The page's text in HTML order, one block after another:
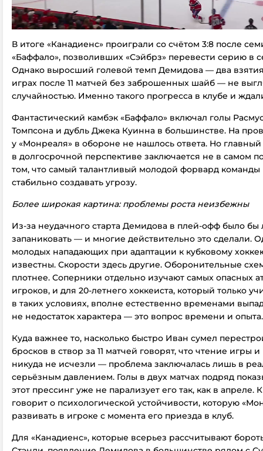
В итоге «Канадиенс» проиграли со счётом 3:8 после
«Баффало», позволивших «Сэйбрз» перевести серию в
Однако выросший голевой темп Демидова — два
играх после 11 матчей без заброшенных шайб — не
случайностью. Именно такого прогресса в клубе и
Фантастический камбэк «Баффало» включал голы
Томпсона и дубль Джека Куинна в большинстве. На
у «Монреаля» в обороне не нашлось ответа. Но
в долгосрочной перспективе заключается не в самом
том, что самый талантливый молодой форвард команды
стабильно создавать угрозу.
Более широкая картина: проблемы роста неизбежны
Из-за неудачного старта Демидова в плей-офф было бы
запаниковать — и многие действительно это сделали.
молодых нападающих при адаптации к кубковому
известны. Скорости здесь другие. Оборонительные
плотнее. Соперники отдельно изучают самых опасных
игроков, и для 20-летнего хоккеиста, который только
в таких условиях, вполне естественно временами
не недостаток характера — это вопрос времени и опыта.
Куда важнее то, насколько быстро Иван сумел
бросков в створ за 11 матчей говорят, что чтение игры
никуда не исчезли — проблема заключалась лишь в
серьёзным давлением. Голы в двух матчах подряд
этот прессинг уже не парализует его так, как в апреле.
говорит о психологической устойчивости, которую
развивать в игроке с момента его приезда в клуб.
Для «Канадиенс», которые всерьез рассчитывают